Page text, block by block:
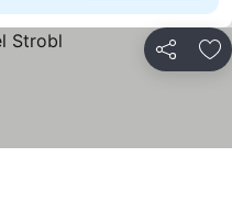
シェア お